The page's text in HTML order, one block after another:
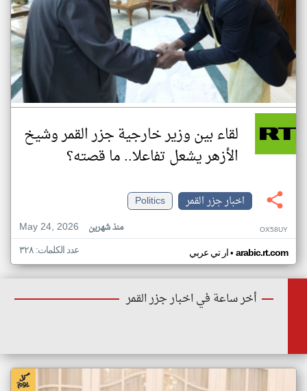
لقاء بين وزير خارجية جزر القمر وشيخ
الأزهر يشعل تفاعلا.. ما قصته؟
اخبار جزر القمر
Politics
May 24, 2026
منذ شهرين OX58UY
ار تي عربي• arabic.rt.com عدد الكلمات: ٣٢٨
أخر ساعة في اخبار جزر القمر